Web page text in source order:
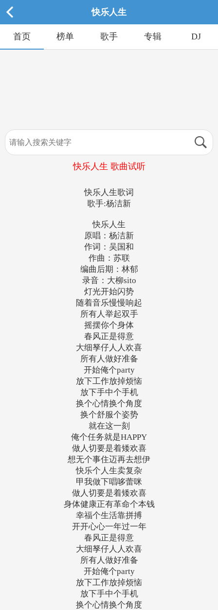
快乐人生
首页 榜单 歌手 专辑 DJ
快乐人生 歌曲试听
快乐人生歌词
歌手:杨洁新
快乐人生
原唱：杨洁新
作词：吴国和
作曲：苏联
编曲后期：林郁
录音：大柳sito
灯光开始闪势
随着音乐慢慢响起
所有人举起双手
摇摆你个身体
春风正是得意
大细孥仔人人欢喜
所有人做好准备
开始俺个party
放下工作放掉烦恼
放下手中个手机
换个心情换个角度
换个舒服个姿势
就在这一刻
俺个任务就是HAPPY
做人切要是着矮欢喜
想无个事住迈再去想伊
快乐个人生卖复杂
甲我做下唱哆蕾咪
做人切要是着矮欢喜
身体健康正有革命个本钱
幸福个生活靠拼搏
开开心心一年过一年
春风正是得意
大细孥仔人人欢喜
所有人做好准备
开始俺个party
放下工作放掉烦恼
放下手中个手机
换个心情换个角度